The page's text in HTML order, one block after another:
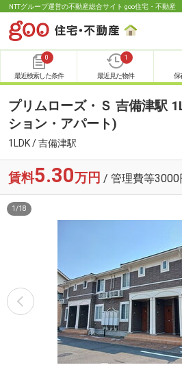
NTTグループ運営の不動産総合サイト goo住宅・不動産
0
最近検索した条件
1
最近見た物件 保
プリムローズ・Ｓ 吉備津駅
ション・アパート)
1LDK / 吉備津駅
賃料5.30万円 / 管理費等3000
1 /18